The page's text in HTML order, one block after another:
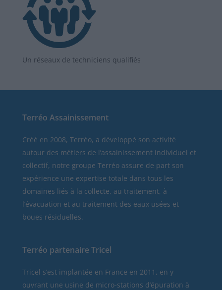
Un réseaux de techniciens qualifiés
Terréo Assainissement
Créé en 2008, Terréo, a développé son activité
autour des métiers de l’assainissement individuel et
collectif, notre groupe Terréo assure de part son
expérience une expertise totale dans tous les
domaines liés à la collecte, au traitement, à
l’évacuation et au traitement des eaux usées et
boues résiduelles.
Terréo partenaire Tricel
Tricel s’est implantée en France en 2011, en y
ouvrant une usine de micro-stations d’épuration à